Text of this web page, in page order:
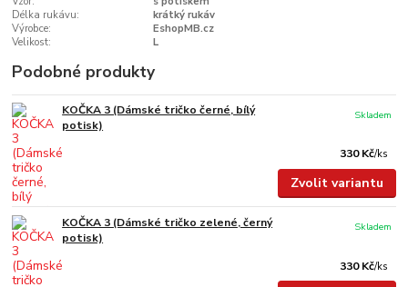
Délka rukávu:
krátký rukáv
Výrobce:
EshopMB.cz
Velikost:
L
Podobné produkty
KOČKA 3 (Dámské tričko černé, bílý
potisk)
330 Kč/ks
Skladem
Zvolit variantu
KOČKA 3 (Dámské tričko zelené, černý
potisk)
330 Kč/ks
Skladem